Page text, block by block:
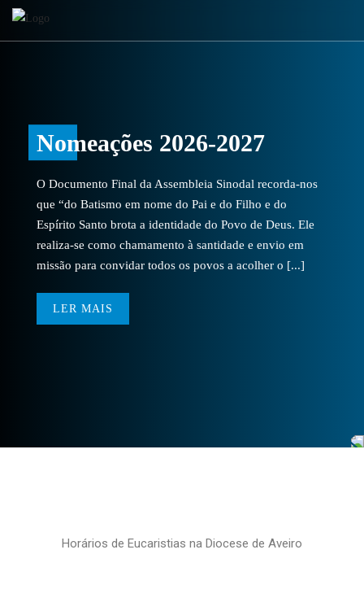
Nomeações 2026-2027
O Documento Final da Assembleia Sinodal recorda-nos
que “do Batismo em nome do Pai e do Filho e do
Espírito Santo brota a identidade do Povo de Deus. Ele
realiza-se como chamamento à santidade e envio em
missão para convidar todos os povos a acolher o [...]
LER MAIS
Horários de Eucaristias na Diocese de Aveiro